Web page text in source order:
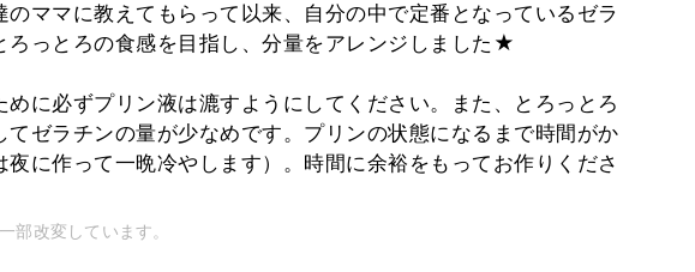
ママに教えてもらって以来、自分の中で定番となっているゼラ
ろっとろの食感を目指し、分量をアレンジしました★
めに必ずプリン液は漉すようにしてください。また、とろっとろ
てゼラチンの量が少なめです。プリンの状態になるまで時間がか
夜に作って一晩冷やします）。時間に余裕をもってお作りくださ
部改変しています。